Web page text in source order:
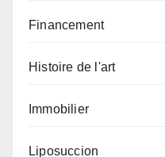
Financement
Histoire de l'art
Immobilier
Liposuccion